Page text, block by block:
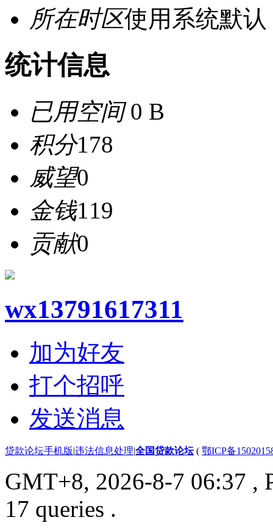
所在时区使用系统默认
统计信息
已用空间0 B
积分178
威望0
金钱119
贡献0
wx13791617311
加为好友
打个招呼
发送消息
贷款论坛手机版|违法信息处理|全国贷款论坛( 鄂ICP备
GMT+8, 2026-8-7 06:37 ,
17 queries .